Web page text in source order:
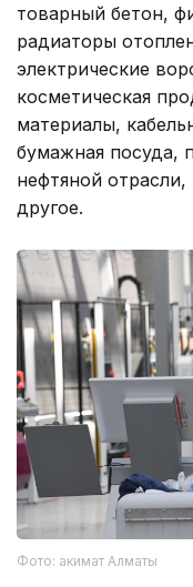
товарный бетон,
радиаторы
электрические
косметическая
материалы,
бумажная посуда,
нефтяной
другое.
Фото: акимат Алматы